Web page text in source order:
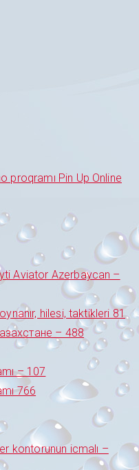
proqramı Pin Up Online
Aviator Azerbaycan –
hilesi, taktikleri 81
– 488
– 107
766
kontorunun icmalı –